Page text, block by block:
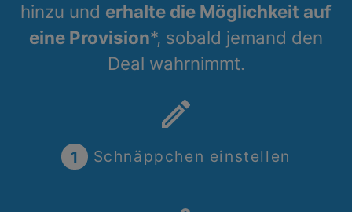
hinzu und erhalte die Möglichkeit auf
eine Provision*, sobald jemand den
Deal wahrnimmt.
create
1 Schnäppchen einstellen